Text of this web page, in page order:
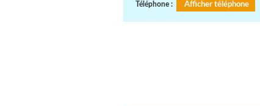
Téléphone : Afficher téléphone